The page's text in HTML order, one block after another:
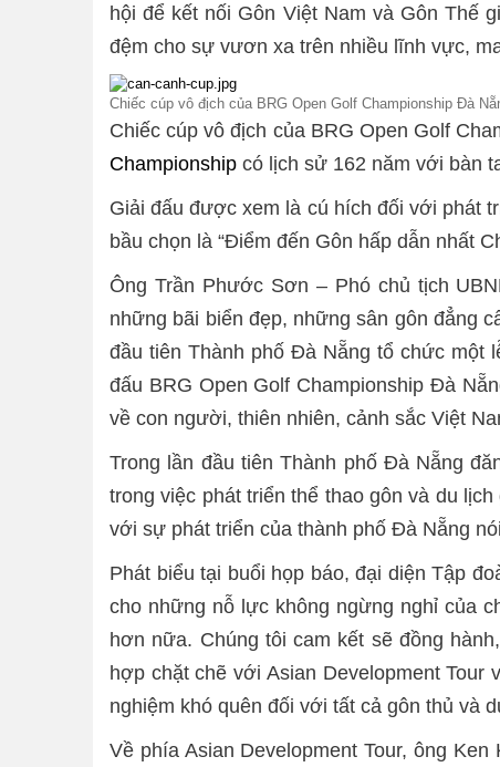
hội để kết nối Gôn Việt Nam và Gôn Thế
đệm cho sự vươn xa trên nhiều lĩnh vực,
Chiếc cúp vô địch của BRG Open Golf Championship Đà
Chiếc cúp vô địch của BRG Open Golf
Championship có lịch sử 162 năm với bàn
Giải đấu được xem là cú hích đối với phát
bầu chọn là “Điểm đến Gôn hấp dẫn nhất
Ông Trần Phước Sơn – Phó chủ tịch
những bãi biển đẹp, những sân gôn đẳng
đầu tiên Thành phố Đà Nẵng tổ chức một
đấu BRG Open Golf Championship Đà
về con người, thiên nhiên, cảnh sắc Việt
Trong lần đầu tiên Thành phố Đà Nẵng
trong việc phát triển thể thao gôn và du
với sự phát triển của thành phố Đà Nẵng
Phát biểu tại buổi họp báo, đại diện Tập
cho những nỗ lực không ngừng nghỉ của
hơn nữa. Chúng tôi cam kết sẽ đồng
hợp chặt chẽ với Asian Development
nghiệm khó quên đối với tất cả gôn thủ và
Về phía Asian Development Tour, ông